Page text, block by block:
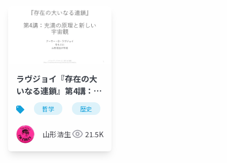
ラヴジョイ『存在の大
いなる連鎖』第4講：充
満の原理と新しい宇宙
観——地動説の受容と
「この世性」の復活
哲学 歴史
山形浩生 21.5K